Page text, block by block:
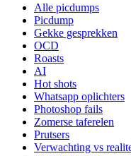
Alle picdumps
Picdump
Gekke gesprekken
OCD
Roasts
AI
Hot shots
Whatsapp oplichters
Photoshop fails
Zomerse taferelen
Prutsers
Verwachting vs